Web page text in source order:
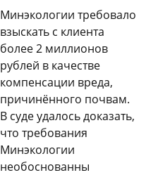
Минэкологии требовало
взыскать с клиента
более 2 миллионов
рублей в качестве
компенсации вреда,
причинённого почвам.
В суде удалось доказать,
что требования
Минэкологии
необоснованны